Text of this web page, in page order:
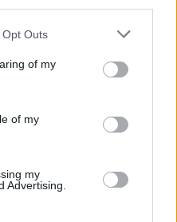
Outs
of my
of my
my
Advertising.
Seuraava artikkeli
tuntuu päässä, mutta myös
alapäässä”